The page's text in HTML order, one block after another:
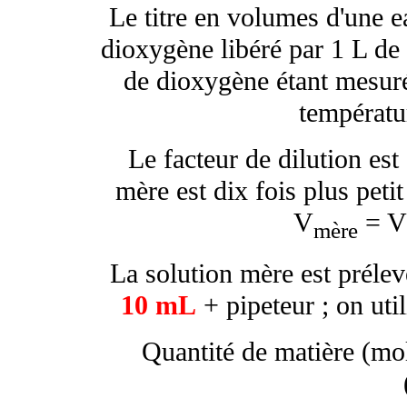
Le titre en volumes d'une
dioxygène libéré par 1 L
de dioxygène étant
Le facteur de dilution
mère est dix fois plus
Vmère = V
La solution mère est
10 mL + pipeteur ; on
Quantité de matière